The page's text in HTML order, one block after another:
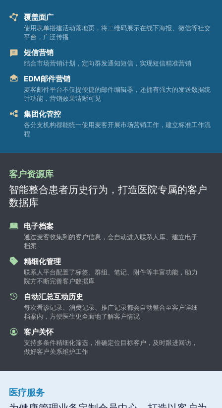
覆盖面广
使用表单搭建活动落地页，将二维码展示在线下海报、微信等社交
平台，广泛传播
短信营销
结合市场营销计划，定向群发通知短信，实现短信精准营销
EDM邮件营销
麦客邮件平台不仅提便捷的邮件编辑器，还拥有强大的发送数据统
计功能，营销效果清晰可见
集团化管控
各分支机构都能统一使用麦客开展市场营销工作，建立标准工作流
程
客户资源库
智能整合患者历史行为，打造医院专属的客户
数据库
电子档案
通过麦客收集到的客户信息，会自动进入联系人库、建立电子
档案
精细化管理
联系人平台配置了标签、群组、笔记、附件等丰富功能，助力
院方不断完善客户数据库
自动汇总互动历史
每次看诊记录、消费记录、推广记录都会自动整合至客户详细
档案内，方便医生更全面地了解客户情况
客户关怀
支持多条件精细化筛选，准确定位目标客户，及时跟进回访，
做好客户关系维护工作
医疗服务